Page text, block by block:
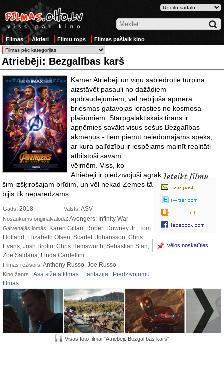
Filmas Aktieri Filmu tops Filmas pašlaik kino
Atriebēji: Bezgalības karš
Kamēr Atriebēji un viņu sabiedrotie turpina
aizstāvēt pasauli no dažādiem
apdraudējumiem, vēl nebijuša apmēra
briesmas gatavojas ierasties no kosmosa
plašumiem. Starpgalaktiskais tirāns ir
apņēmies savākt visus sešus Bezgalības
akmeņus - tiem piemīt neiedomājams spēks,
ar kura palīdzību ir iespējams mainīt realitāti
atbilstoši savām
vēlmēm. Viss, ko
Atriebēji ir piedzīvojuši agrāk, gatavoja viņus
šim izšķirošajam brīdim, un vēl nekad Zemes tālākais liktenis nav
bijis tik neparedzams...
Ieteikt filmu
vēlos noskatīties!
Gads: 2018 Valsts: ASV
Nosaukums oriģinālvalodā: Avengers: Infinity War
Galvenajās lomās: Karen Gillan, Robert Downey Jr., Tom
Holland, Elizabeth Olsen, Scarlett Johansson, Chris
Evans, Josh Brolin, Chris Hemsworth, Sebastian Stan,
Zoe Saldana, Linda Cardellini
Filmas režisors: Anthony Russo, Joe Russo
Kino žanrs: Asa sižeta filmas Fantāzija
Piedzīvojumu
filmas
Visas foto filmai "Atriebēji: Bezgalības karš"